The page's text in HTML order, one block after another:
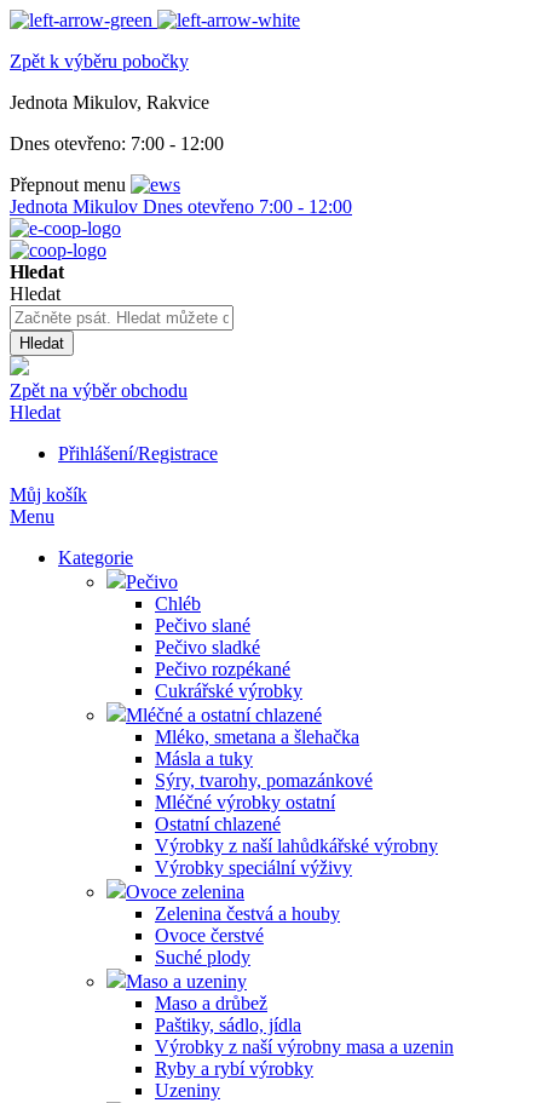
Zpět k výběru pobočky
Jednota Mikulov, Rakvice
Dnes otevřeno: 7:00 - 12:00
Přepnout menu
Jednota Mikulov Dnes otevřeno 7:00 - 12:00
Hledat
Hledat
Hledat
Zpět na výběr obchodu
Hledat
Přihlášení/Registrace
Můj košík
Menu
Kategorie
Pečivo
Chléb
Pečivo slané
Pečivo sladké
Pečivo rozpékané
Cukrářské výrobky
Mléčné a ostatní chlazené
Mléko, smetana a šlehačka
Másla a tuky
Sýry, tvarohy, pomazánkové
Mléčné výrobky ostatní
Ostatní chlazené
Výrobky z naší lahůdkářské výrobny
Výrobky speciální výživy
Ovoce zelenina
Zelenina čestvá a houby
Ovoce čerstvé
Suché plody
Maso a uzeniny
Maso a drůbež
Paštiky, sádlo, jídla
Výrobky z naší výrobny masa a uzenin
Ryby a rybí výrobky
Uzeniny